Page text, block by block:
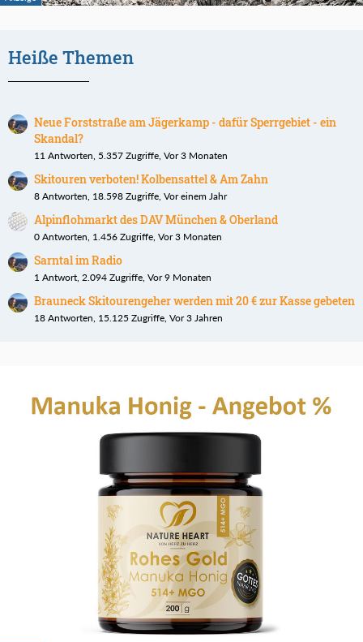
Heiße Themen
Neue Forststraße am Jägerkamp - dafür Sperrgebiet - ein
Skandal?
11 Antworten, 5.357 Zugriffe, Vor 3 Monaten
Skitouren verboten! Kolbensattel & Am Zahn
8 Antworten, 18.598 Zugriffe, Vor einem Jahr
Alpinflohmarkt des DAV München & Oberland
0 Antworten, 1.456 Zugriffe, Vor 3 Monaten
Sarntal im Radio
1 Antwort, 2.094 Zugriffe, Vor 9 Monaten
Brauneck Skitourengeher werden mit 20 € zur Kasse gebeten
18 Antworten, 15.125 Zugriffe, Vor 3 Jahren